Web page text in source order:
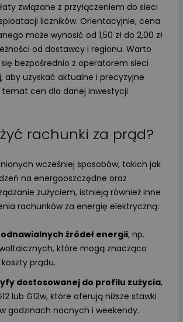
związane z przyłączeniem do sieci
liczników. Orientacyjnie, cena
może wynosić od 1,50 zł do 2,00 zł
od dostawcy i regionu. Warto
bezpośrednio z operatorem sieci
aby uzyskać aktualne i precyzyjne
cen dla danej inwestycji
rachunki za prąd?
wcześniej sposobów, takich jak
na energooszczędne oraz
zużyciem, istnieją również inne
rachunków za energię elektryczną:
źródeł energii, np.
które mogą znacząco
prądu.
dostosowanej do profilu zużycia,
lub G12w, które oferują niższe stawki
godzinach nocnych i weekendy.